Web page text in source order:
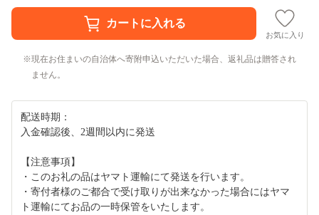
お気に入り
現在お住まいの自治体へ寄附申込いただいた場合、返礼品は贈答され
ません。
配送時期：
入金確認後、2週間以内に発送
【注意事項】
・このお礼の品はヤマト運輸にて発送を行います。
・寄付者様のご都合で受け取りが出来なかった場合にはヤマ
ト運輸にてお品の一時保管をいたします。